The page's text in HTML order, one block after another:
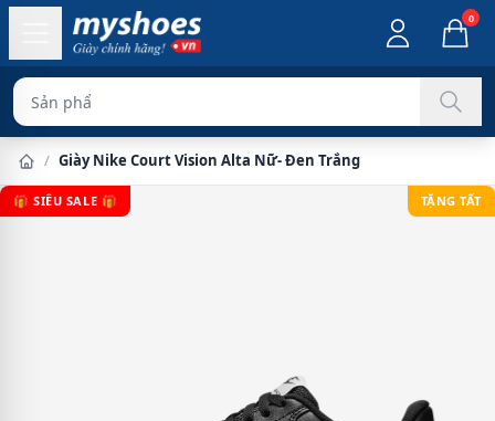
0
Sản phẩm chính h
/ Giày Nike Court Vision Alta Nữ- Đen Trắng
🎁 SIÊU SALE 🎁 TẶNG TẤT